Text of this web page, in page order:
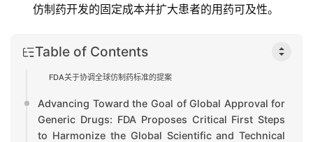
资
视
仿制药开发的固定成本并扩大患者的用药可及性。
Table of Contents
FDA关于协调全球仿制药标准的提案
Advancing Toward the Goal of Global Approval for
Generic Drugs: FDA Proposes Critical First Steps
to Harmonize the Global Scientific and Technical